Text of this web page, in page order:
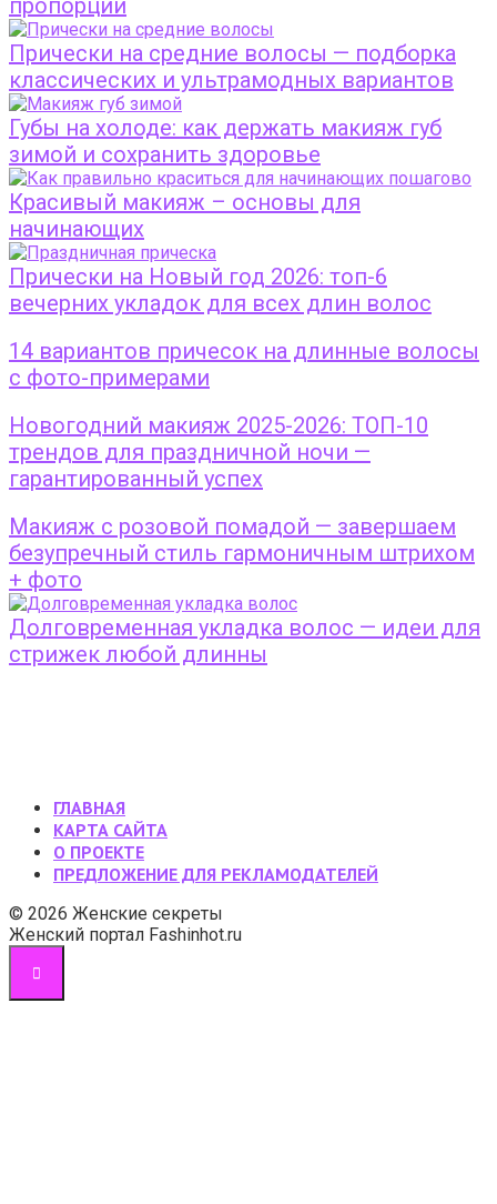
пропорций
Прически на средние волосы — подборка
классических и ультрамодных вариантов
Губы на холоде: как держать макияж губ
зимой и сохранить здоровье
Красивый макияж – основы для
начинающих
Прически на Новый год 2026: топ-6
вечерних укладок для всех длин волос
14 вариантов причесок на длинные волосы
с фото-примерами
Новогодний макияж 2025-2026: ТОП-10
трендов для праздничной ночи —
гарантированный успех
Макияж с розовой помадой — завершаем
безупречный стиль гармоничным штрихом
+ фото
Долговременная укладка волос — идеи для
стрижек любой длинны
ГЛАВНАЯ
КАРТА САЙТА
О ПРОЕКТЕ
ПРЕДЛОЖЕНИЕ ДЛЯ РЕКЛАМОДАТЕЛЕЙ
© 2026 Женские секреты
Женский портал Fashinhot.ru